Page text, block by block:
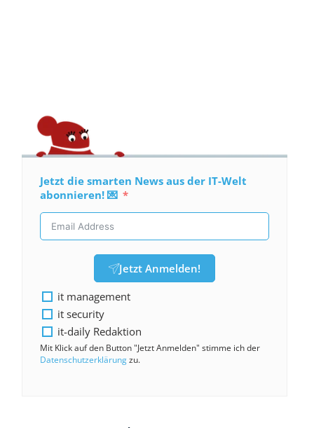
Jetzt die smarten News aus der IT-Welt
abonnieren! 💌
Jetzt Anmelden!
it management
it security
it-daily Redaktion
Mit Klick auf den Button "Jetzt Anmelden" stimme ich der
Datenschutzerklärungzu.